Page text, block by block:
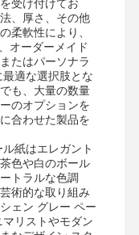
受け付けてお
、厚さ、その他
柔軟性により、
オーダーメイド
たはパーソナラ
適な選択肢とな
も、大量の数量
のオプションを
合わせた製品を
紙はエレガント
色や白のボール
トラルな色調
術的な取り組み
ェン グレー ペー
リストやモダン